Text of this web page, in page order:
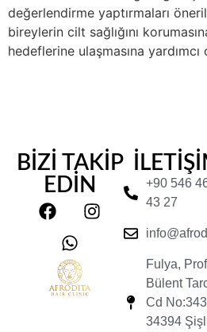
değerlendirme yaptırmaları
bireylerin cilt sağlığını
hedeflerine ulaşmasına yardımcı
BİZİ TAKİP
EDİN
+90 546
43 27
Fulya,
Bülent
Cd
34394